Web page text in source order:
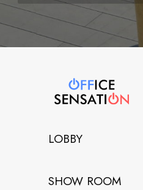
LOBBY
SHOW ROOM